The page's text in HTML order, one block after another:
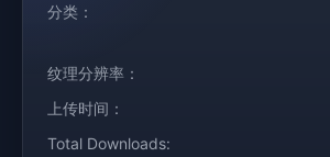
分类：
纹理分辨率：
上传时间：
Total Downloads: